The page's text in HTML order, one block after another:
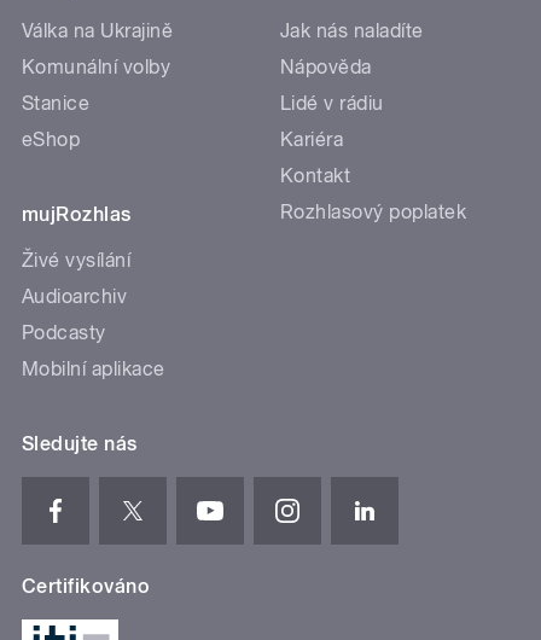
Válka na Ukrajině
Komunální volby
Stanice
eShop
mujRozhlas
Živé vysílání
Audioarchiv
Podcasty
Mobilní aplikace
Jak nás naladíte
Nápověda
Lidé v rádiu
Kariéra
Kontakt
Rozhlasový poplatek
Sledujte nás
Certifikováno